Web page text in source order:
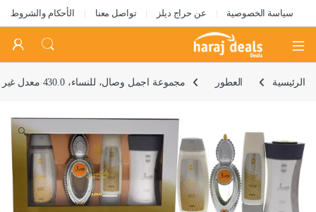
سياسة الخصوصية عن حراج ديلز تواصل معنا الأحكام والشروط
Open
الرئيسية العطور مجموعة اجمل وصال، للنساء، 430.0 معدل غير معروف
🔍